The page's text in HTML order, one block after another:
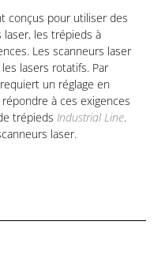
conçus pour utiliser des
laser, les trépieds à
Les scanneurs laser
lasers rotatifs. Par
un réglage en
à ces exigences
trépieds Industrial Line.
laser.